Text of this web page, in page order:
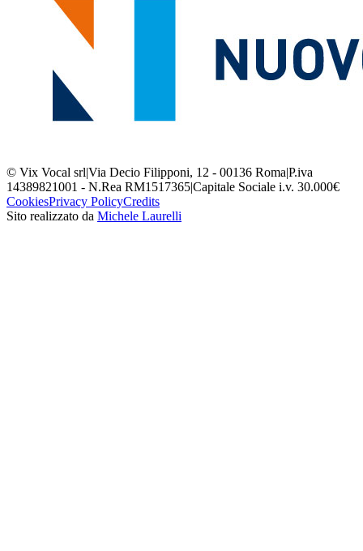
© Vix Vocal srl|Via Decio Filipponi, 12 - 00136 Roma|P.iva
14389821001 - N.Rea RM1517365|Capitale Sociale i.v. 30.000€
CookiesPrivacy PolicyCredits
Sito realizzato da Michele Laurelli